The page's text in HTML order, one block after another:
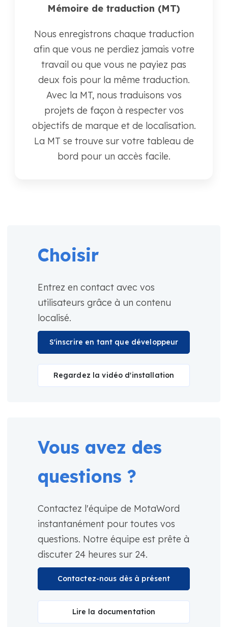
Mémoire de traduction (MT)
Nous enregistrons chaque traduction
afin que vous ne perdiez jamais votre
travail ou que vous ne payiez pas
deux fois pour la même traduction.
Avec la MT, nous traduisons vos
projets de façon à respecter vos
objectifs de marque et de localisation.
La MT se trouve sur votre tableau de
bord pour un accès facile.
Choisir
Entrez en contact avec vos
utilisateurs grâce à un contenu
localisé.
S'inscrire en tant que développeur
Regardez la vidéo d'installation
Vous avez des
questions ?
Contactez l'équipe de MotaWord
instantanément pour toutes vos
questions. Notre équipe est prête à
discuter 24 heures sur 24.
Contactez-nous dès à présent
Lire la documentation